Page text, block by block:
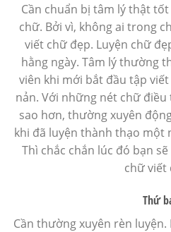
Cần chuẩn bị tâm lý thật
chữ. Bởi vì, không ai trong
viết chữ đẹp. Luyện chữ
hằng ngày. Tâm lý thường
viên khi mới bắt đầu tập
nản. Với những nét chữ
sao hơn, thường xuyên
khi đã luyện thành thạo một
Thì chắc chắn lúc đó bạn
chữ viết
Thứ
Cần thường xuyên rèn